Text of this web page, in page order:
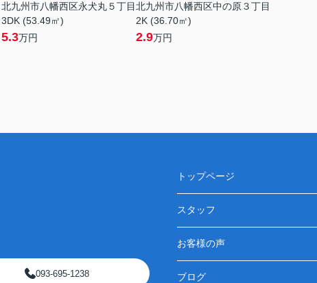
北九州市八幡西区永犬丸５丁目
3DK (53.49㎡)
5.3万円
北九州市八幡西区中の原３丁目
2K (36.70㎡)
2.9万円
093-695-1238
トップページ
スタッフ
お客様の声
ブログ